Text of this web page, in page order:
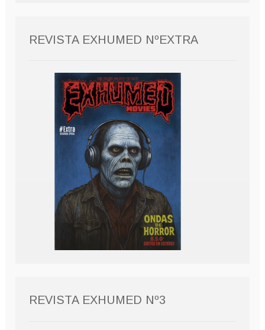
REVISTA EXHUMED NºEXTRA
REVISTA EXHUMED Nº3